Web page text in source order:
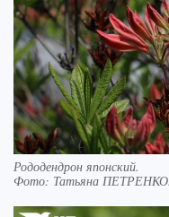
Рододендрон японский.
Фото: Татьяна ПЕТРЕНКО.